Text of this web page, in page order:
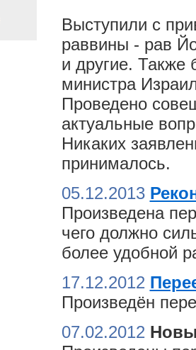
Выступили с
раввины - рав
и другие. Также
министра
Проведено
актуальные
Никаких
принималось.
05.12.2013
Произведена
чего должно
более удобной
17.12.2012
Произведён
07.02.2012